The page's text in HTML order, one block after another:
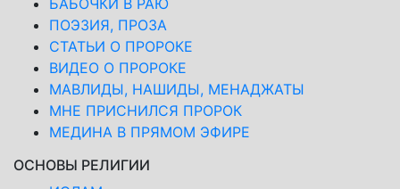
ПОЭЗИЯ, ПРОЗА
СТАТЬИ О ПРОРОКЕ
ВИДЕО О ПРОРОКЕ
МАВЛИДЫ, НАШИДЫ, МЕНАДЖАТЫ
МНЕ ПРИСНИЛСЯ ПРОРОК
МЕДИНА В ПРЯМОМ ЭФИРЕ
ОСНОВЫ РЕЛИГИИ